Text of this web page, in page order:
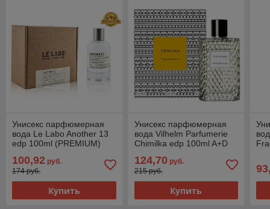
Унисекс парфюмерная
вода Le Labo Another 13
edp 100ml (PREMIUM)
100,92 руб.
174 руб.
Купить
Унисекс парфюмерная
вода Vilhelm Parfumerie
Chimilka edp 100ml A+D
124,70 руб.
215 руб.
Купить